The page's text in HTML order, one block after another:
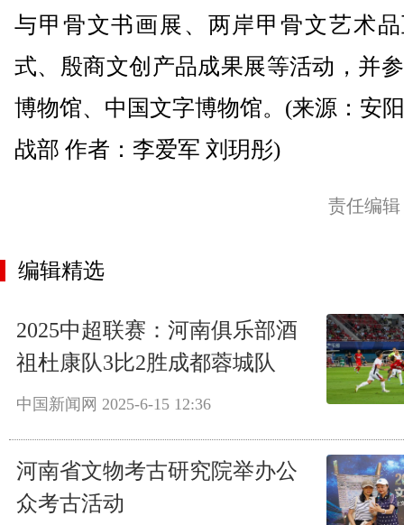
与甲骨文书画展、两岸甲骨文艺术
式、殷商文创产品成果展等活动，并
博物馆、中国文字博物馆。(来源：安
战部 作者：李爱军 刘玥彤)
责任编
编辑精选
2025中超联赛：河南俱乐部酒
祖杜康队3比2胜成都蓉城队
中国新闻网 2025-6-15 12:36
河南省文物考古研究院举办公
众考古活动